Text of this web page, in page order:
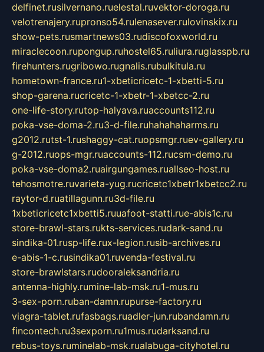
delfinet.rusilvernano.ruelestal.ruvektor-doroga.ru
velotrenajery.rupronso54.rulenasever.rulovinskix.ru
show-pets.rusmartnews03.rudiscofoxworld.ru
miraclecoon.rupongup.ruhostel65.ruliura.ruglasspb.ru
firehunters.rugribowo.rugnalis.rubulkitula.ru
hometown-france.ru1-xbeticricetc-1-xbetti-5.ru
shop-garena.rucricetc-1-xbetr-1-xbetcc-2.ru
one-life-story.rutop-halyava.ruaccounts112.ru
poka-vse-doma-2.ru3-d-file.ruhahahaharms.ru
g2012.rutst-1.rushaggy-cat.ruopsmgr.ruev-gallery.ru
g-2012.ruops-mgr.ruaccounts-112.rucsm-demo.ru
poka-vse-doma2.ruairgungames.ruallseo-host.ru
tehosmotre.ruvarieta-yug.rucricetc1xbetr1xbetcc2.ru
raytor-d.ruatillagunn.ru3d-file.ru
1xbeticricetc1xbetti5.ruuafoot-statti.rue-abis1c.ru
store-brawl-stars.rukts-services.rudark-sand.ru
sindika-01.rusp-life.rux-legion.rusib-archives.ru
e-abis-1-c.rusindika01.ruvenda-festival.ru
store-brawlstars.rudooraleksandria.ru
antenna-highly.rumine-lab-msk.ru1-mus.ru
3-sex-porn.ruban-damn.rupurse-factory.ru
viagra-tablet.rufasbags.ruadler-jun.rubandamn.ru
fincontech.ru3sexporn.ru1mus.rudarksand.ru
rebus-toys.ruminelab-msk.rualabuga-cityhotel.ru